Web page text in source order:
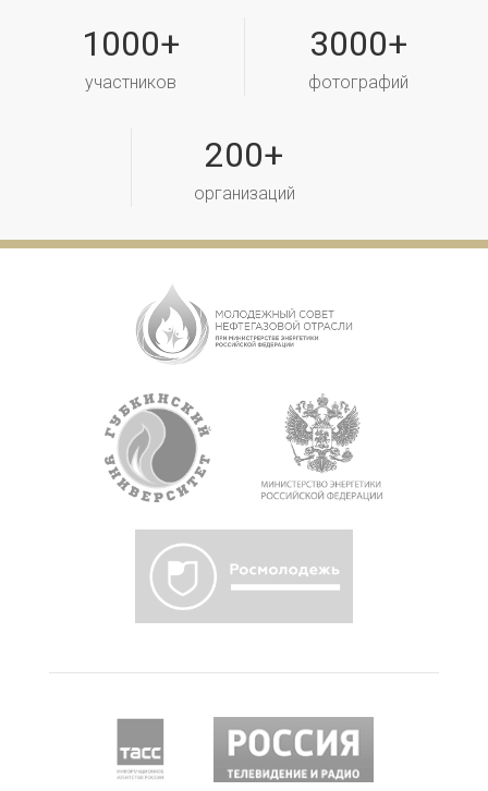
1000+
участников
3000+
фотографий
200+
организаций